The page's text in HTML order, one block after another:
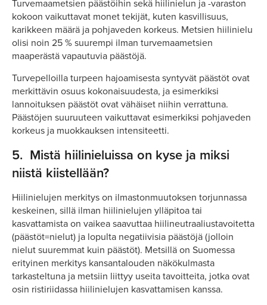
Turvemaametsien päästöihin sekä hiilinielun ja -varaston
kokoon vaikuttavat monet tekijät, kuten kasvillisuus,
karikkeen määrä ja pohjaveden korkeus. Metsien hiilinielu
olisi noin 25 % suurempi ilman turvemaametsien
maaperästä vapautuvia päästöjä.
Turvepelloilla turpeen hajoamisesta syntyvät päästöt ovat
merkittävin osuus kokonaisuudesta, ja esimerkiksi
lannoituksen päästöt ovat vähäiset niihin verrattuna.
Päästöjen suuruuteen vaikuttavat esimerkiksi pohjaveden
korkeus ja muokkauksen intensiteetti.
5. Mistä hiilinieluissa on kyse ja miksi
niistä kiistellään?
Hiilinielujen merkitys on ilmastonmuutoksen torjunnassa
keskeinen, sillä ilman hiilinielujen ylläpitoa tai
kasvattamista on vaikea saavuttaa hiilineutraaliustavoitetta
(päästöt=nielut) ja lopulta negatiivisia päästöjä (jolloin
nielut suuremmat kuin päästöt). Metsillä on Suomessa
erityinen merkitys kansantalouden näkökulmasta
tarkasteltuna ja metsiin liittyy useita tavoitteita, jotka ovat
osin ristiriidassa hiilinielujen kasvattamisen kanssa.